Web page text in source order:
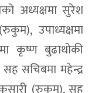
अध्यक्षमा सुरेश
उपाध्यक्षमा
कृष्ण बुढाथोकी
सचिबमा महेन्द्र